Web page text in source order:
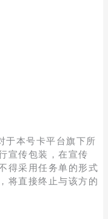
于本号卡平台旗下所
宣传包装，在宣传
得采用任务单的形式
将直接终止与该方的